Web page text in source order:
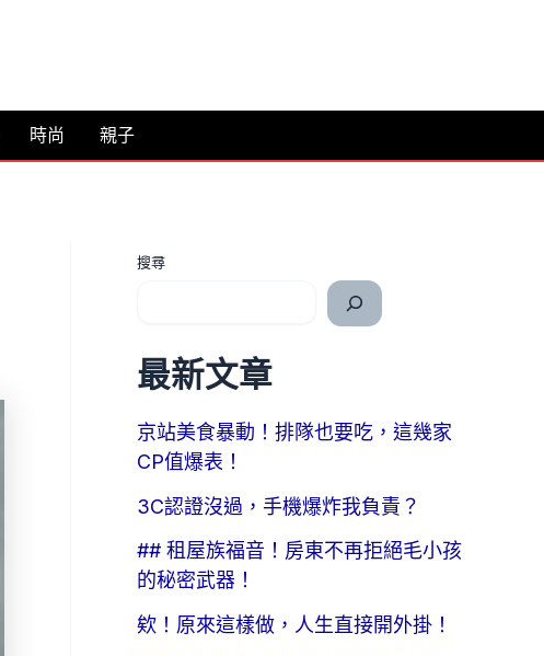
時尚 親子
搜尋
最新文章
京站美食暴動！排隊也要吃，這幾家
CP值爆表！
3C認證沒過，手機爆炸我負責？
## 租屋族福音！房東不再拒絕毛小孩
的秘密武器！
欸！原來這樣做，人生直接開外掛！